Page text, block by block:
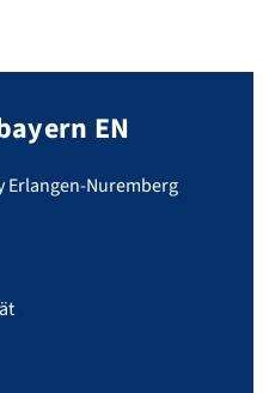
EN
Erlangen-Nuremberg